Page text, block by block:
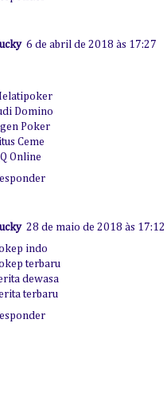
6 de abril de 2018 às 17:27
Domino
Poker
Ceme
Online
28 de maio de 2018 às 17:12
indo
terbaru
dewasa
terbaru